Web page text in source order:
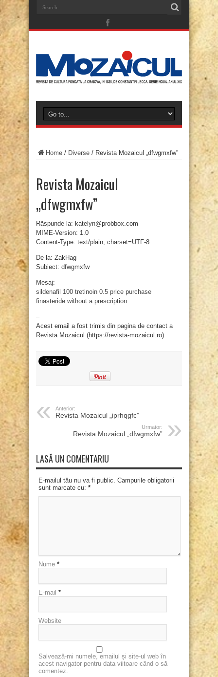
Home / Diverse / Revista Mozaicul „dfwgmxfw”
Revista Mozaicul
„dfwgmxfw”
Răspunde la: katelyn@probbox.com
MIME-Version: 1.0
Content-Type: text/plain; charset=UTF-8
De la: ZakHag
Subiect: dfwgmxfw
Mesaj:
sildenafil 100 tretinoin 0.5 price purchase
finasteride without a prescription
–
Acest email a fost trimis din pagina de contact a
Revista Mozaicul (https://revista-mozaicul.ro)
Anterior:
Revista Mozaicul „iprhqgfc”
Urmator:
Revista Mozaicul „dfwgmxfw”
LASĂ UN COMENTARIU
E-mailul tău nu va fi public. Campurile obligatorii
sunt marcate cu: *
Nume *
E-mail *
Website
Salvează-mi numele, emailul și site-ul web în
acest navigator pentru data viitoare când o să
comentez.